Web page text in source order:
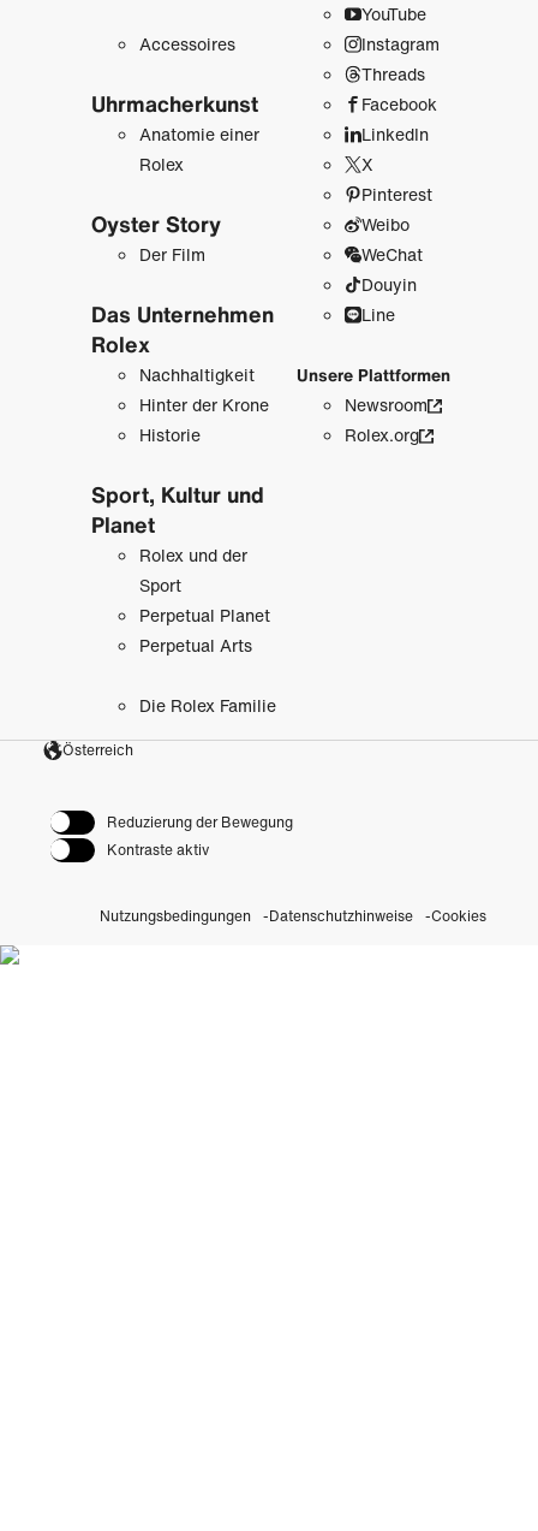
Accessoires
Uhrmacher­kunst
Anatomie einer
Rolex
Oyster Story
Der Film
Das Unternehmen
Rolex
Nachhaltigkeit
Hinter der Krone
Historie
Sport, Kultur und
Planet
Rolex und der
Sport
Perpetual Planet
Perpetual Arts
Die Rolex Familie
YouTube
Instagram
Threads
Facebook
LinkedIn
X
Pinterest
Weibo
WeChat
Douyin
Line
Unsere Plattformen
Newsroom
Rolex.org
Österreich
Reduzierung der Bewegung
Kontraste aktiv
Nutzungsbedingungen Datenschutzhinweise Cookies